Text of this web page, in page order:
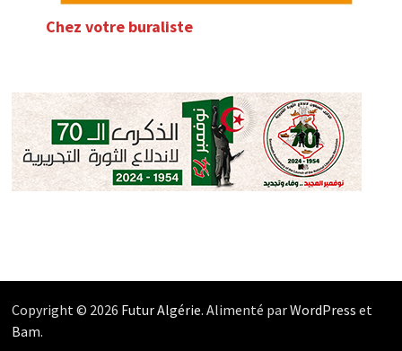
Chez votre buraliste
Copyright © 2026 Futur Algérie. Alimenté parWordPress et
Bam.